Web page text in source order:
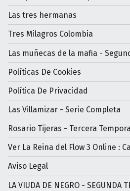
Las tres hermanas
Tres Milagros Colombia
Las muñecas de la mafia -
Políticas De Cookies
Política De Privacidad
Las Villamizar - Serie Completa
Rosario Tijeras - Tercera
Ver La Reina del Flow 3 Online :
Aviso Legal
LA VIUDA DE NEGRO - SEGUNDA